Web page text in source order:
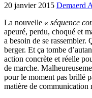
20 janvier 2015 Demaerd
La nouvelle « séquence
apeuré, perdu, choqué et
a besoin de se rassembler.
berger. Et ça tombe
action concrète et réelle
de marche.
pour le moment pas brillé
matière de